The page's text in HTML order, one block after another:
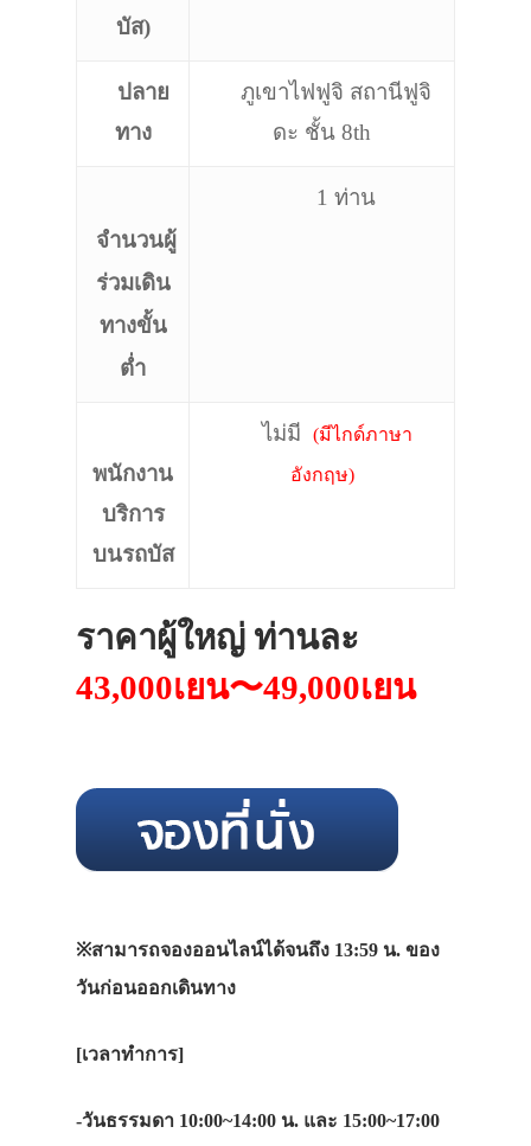
บัส)
ปลาย
ทาง
ภูเขาไฟฟูจิ สถานีฟูจิ
ดะ ชั้น 8th
จำนวนผู้
ร่วมเดิน
ทางขั้น
ต่ำ
1 ท่าน
พนักงาน
บริการ
บนรถบัส
ไม่มี
(มีไกด์ภาษา
อังกฤษ)
ราคาผู้ใหญ่ ท่านละ
43,000เยน〜49,000เยน
※สามารถจองออนไลน์ได้จนถึง 13:59 น. ของ
วันก่อนออกเดินทาง
[เวลาทำการ]
-วันธรรมดา 10:00~14:00 น. และ 15:00~17:00